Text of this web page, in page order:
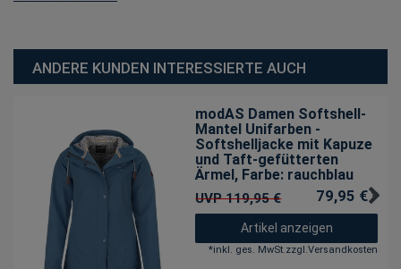
ANDERE KUNDEN INTERESSIERTE AUCH
modAS Damen Softshell-
Mantel Unifarben -
Softshelljacke mit Kapuze
und Taft-gefütterten
Ärmel, Farbe: rauchblau
UVP 119,95 € 79,95 € *
Artikel anzeigen
*inkl. ges. MwSt.zzgl.Versandkosten